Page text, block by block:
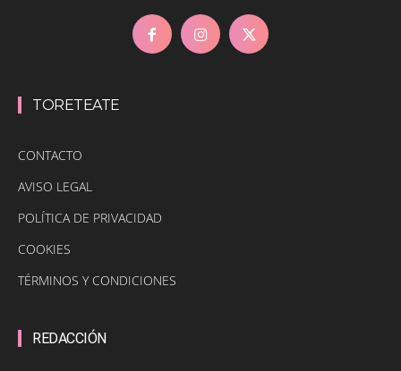
TORETEATE
CONTACTO
AVISO LEGAL
POLÍTICA DE PRIVACIDAD
COOKIES
TÉRMINOS Y CONDICIONES
REDACCIÓN